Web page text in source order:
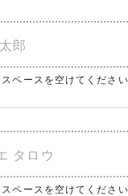
ペースを空けてください
ペースを空けてください